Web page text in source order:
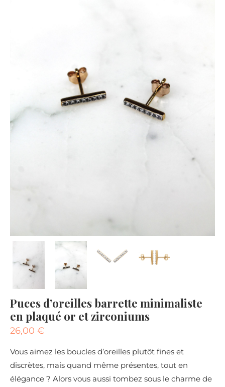
Puces d’oreilles barrette minimaliste
en plaqué or et zirconiums
26,00 €
Vous aimez les boucles d’oreilles plutôt fines et
discrètes, mais quand même présentes, tout en
élégance ? Alors vous aussi tombez sous le charme de